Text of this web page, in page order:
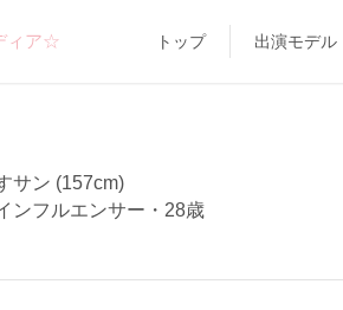
ィア☆ トップ 出演モデル
サン (157cm)
ンフルエンサー・28歳